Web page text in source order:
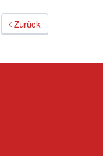
Zurück